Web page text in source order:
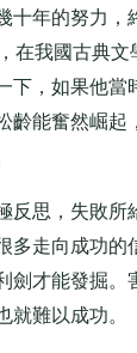
年的努力，
在我國古典文
下，如果他當
齡能奮然崛起
思，失敗所
多走向成功的
劍才能發掘。
就難以成功。